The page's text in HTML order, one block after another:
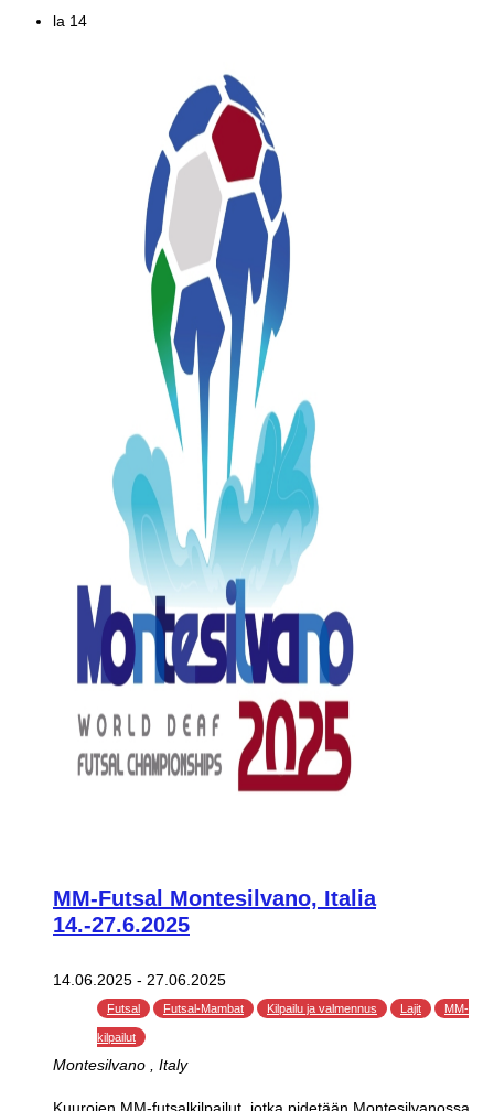
la 14
MM-Futsal Montesilvano, Italia
14.-27.6.2025
14.06.2025 - 27.06.2025
Futsal Futsal-Mambat Kilpailu ja valmennus Lajit MM-
kilpailut
Montesilvano , Italy